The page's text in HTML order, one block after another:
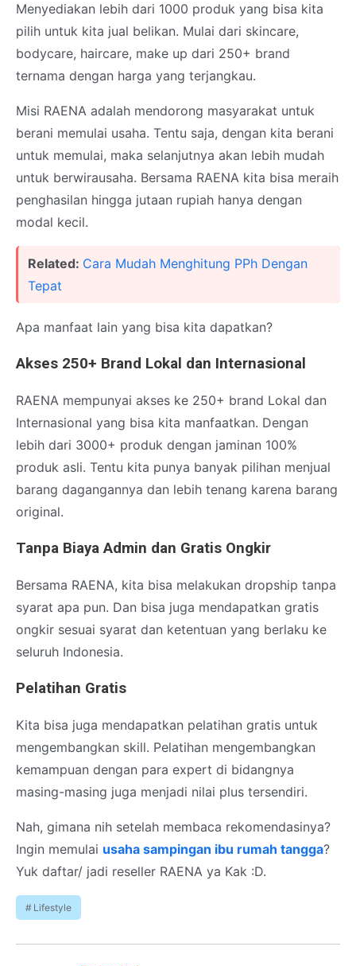
Menyediakan lebih dari 1000 produk yang bisa kita
pilih untuk kita jual belikan. Mulai dari skincare,
bodycare, haircare, make up dari 250+ brand
ternama dengan harga yang terjangkau.
Misi RAENA adalah mendorong masyarakat untuk
berani memulai usaha. Tentu saja, dengan kita berani
untuk memulai, maka selanjutnya akan lebih mudah
untuk berwirausaha. Bersama RAENA kita bisa meraih
penghasilan hingga jutaan rupiah hanya dengan
modal kecil.
Related: Cara Mudah Menghitung PPh Dengan
Tepat
Apa manfaat lain yang bisa kita dapatkan?
Akses 250+ Brand Lokal dan Internasional
RAENA mempunyai akses ke 250+ brand Lokal dan
Internasional yang bisa kita manfaatkan. Dengan
lebih dari 3000+ produk dengan jaminan 100%
produk asli. Tentu kita punya banyak pilihan menjual
barang dagangannya dan lebih tenang karena barang
original.
Tanpa Biaya Admin dan Gratis Ongkir
Bersama RAENA, kita bisa melakukan dropship tanpa
syarat apa pun. Dan bisa juga mendapatkan gratis
ongkir sesuai syarat dan ketentuan yang berlaku ke
seluruh Indonesia.
Pelatihan Gratis
Kita bisa juga mendapatkan pelatihan gratis untuk
mengembangkan skill. Pelatihan mengembangkan
kemampuan dengan para expert di bidangnya
masing-masing juga menjadi nilai plus tersendiri.
Nah, gimana nih setelah membaca rekomendasinya?
Ingin memulai usaha sampingan ibu rumah tangga?
Yuk daftar/ jadi reseller RAENA ya Kak :D.
Lifestyle